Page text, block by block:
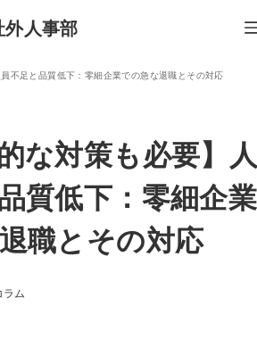
人事部
不足と品質低下：零細企業での急な退職とその対応
な対策も必要】
質低下：零細企業
職とその対応
ラム